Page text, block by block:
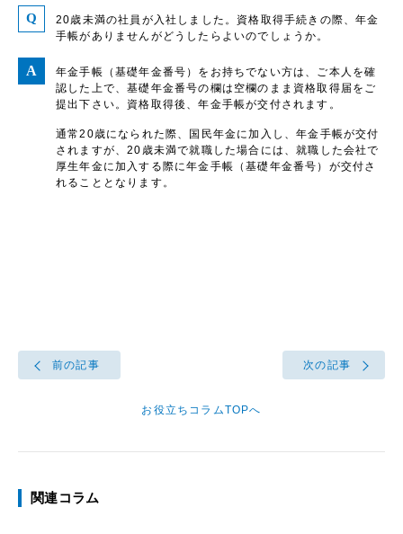
20歳未満の社員が入社しました。資格取得手続きの際、年金
手帳がありませんがどうしたらよいのでしょうか。
年金手帳（基礎年金番号）をお持ちでない方は、ご本人を確
認した上で、基礎年金番号の欄は空欄のまま資格取得届をご
提出下さい。資格取得後、年金手帳が交付されます。
通常20歳になられた際、国民年金に加入し、年金手帳が交付
されますが、20歳未満で就職した場合には、就職した会社で
厚生年金に加入する際に年金手帳（基礎年金番号）が交付さ
れることとなります。
前の記事
お役立ちコラムTOPへ
次の記事
関連コラム